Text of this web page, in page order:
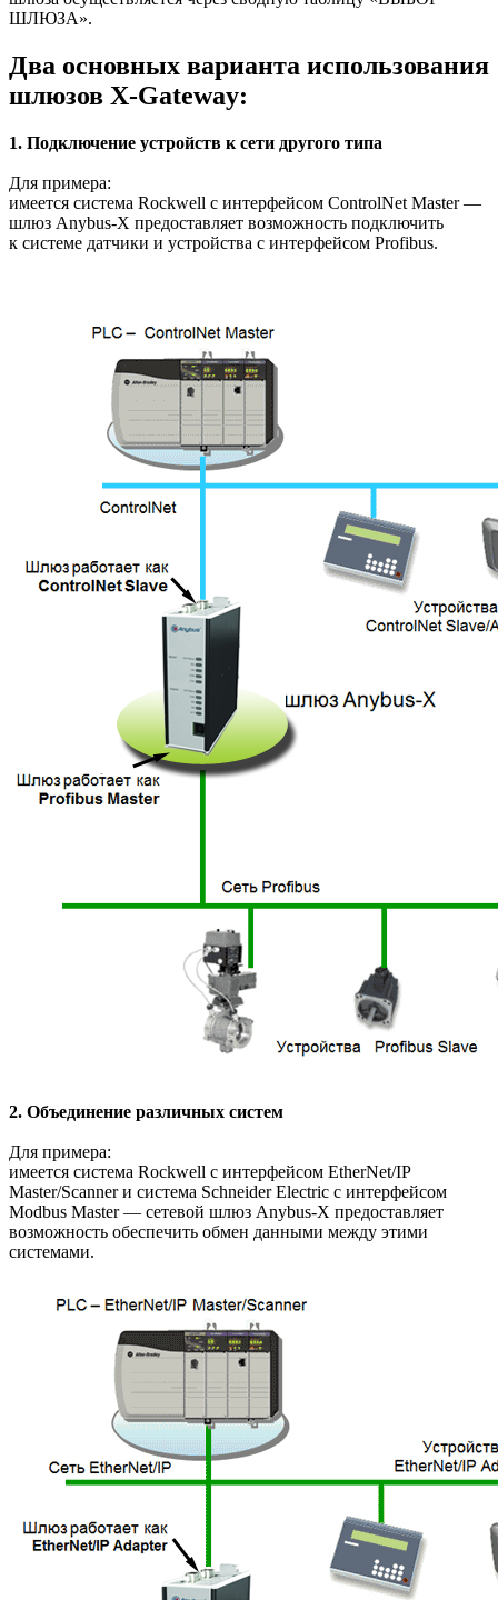
ШЛЮЗА».
Два основных варианта использования
шлюзов X-Gateway:
1. Подключение устройств к сети другого типа
Для примера:
имеется система Rockwell с интерфейсом ControlNet Master —
шлюз Anybus-X предоставляет возможность подключить
к системе датчики и устройства с интерфейсом Profibus.
2. Объединение различных систем
Для примера:
имеется система Rockwell с интерфейсом EtherNet/IP
Master/Scanner и система Schneider Electric с интерфейсом
Modbus Master — сетевой шлюз Anybus-X предоставляет
возможность обеспечить обмен данными между этими
системами.